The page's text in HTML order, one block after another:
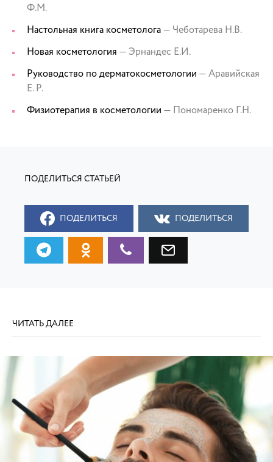
Ф.М.
Настольная книга косметолога— Чеботарева Н.В.
Новая косметология — Эрнандес Е.И.
Руководство по дерматокосметологии — Аравийская
Е. Р.
Физиотерапия в косметологии — Пономаренко Г.Н.
ПОДЕЛИТЬСЯ ПОДЕЛИТЬСЯ
ЧИТАТЬ ДАЛЕЕ